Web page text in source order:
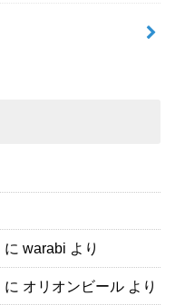
にwarabi より
に オリオンビール より